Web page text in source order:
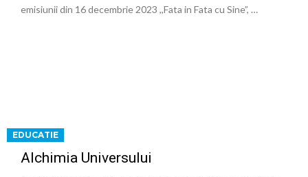
emisiunii din 16 decembrie 2023 ,,Fata in Fata cu Sine”, …
EDUCATIE
Alchimia Universului